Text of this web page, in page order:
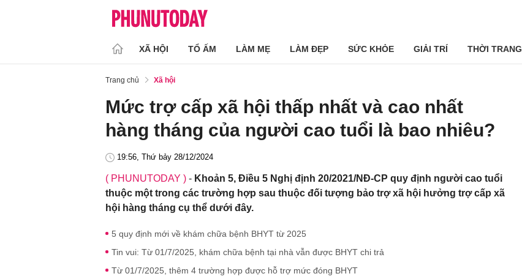
XÃ HỘI TỔ ẤM LÀM MẸ LÀM ĐẸP SỨC KHỎE GIẢI TRÍ THỜI TRANG
Trang chủ Xã hội
Mức trợ cấp xã hội thấp nhất và cao nhất
hàng tháng của người cao tuổi là bao nhiêu?
19:56, Thứ bảy 28/12/2024
( PHUNUTODAY ) - Khoản 5, Điều 5 Nghị định 20/2021/NĐ-CP quy định người cao tuổi
thuộc một trong các trường hợp sau thuộc đối tượng bảo trợ xã hội hưởng trợ cấp xã
hội hàng tháng cụ thể dưới đây.
5 quy định mới về khám chữa bệnh BHYT từ 2025
Tin vui: Từ 01/7/2025, khám chữa bệnh tại nhà vẫn được BHYT chi trả
Từ 01/7/2025, thêm 4 trường hợp được hỗ trợ mức đóng BHYT